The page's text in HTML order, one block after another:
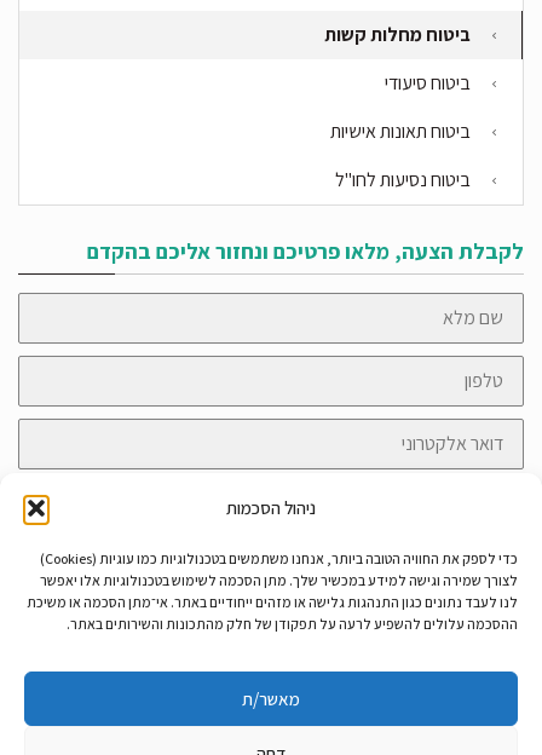
ניהול הסכמות
כדי לספק את החוויה הטובה ביותר, אנחנו משתמשים בטכנולוגיות כמו עוגיות (Cookies)
לצורך שמירה וגישה למידע במכשיר שלך. מתן הסכמה לשימוש בטכנולוגיות אלו יאפשר
לנו לעבד נתונים כגון התנהגות גלישה או מזהים ייחודיים באתר. אי־מתן הסכמה או משיכת
ההסכמה עלולים להשפיע לרעה על תפקודן של חלק מהתכונות והשירותים באתר.
מאשר/ת
ביטוח מחלות קשות
ביטוח סיעודי
ביטוח תאונות אישיות
ביטוח נסיעות לחו"ל
לקבלת הצעה, מלאו פרטיכם ונחזור אליכם בהקדם
שם
מלא
טלפון
דואר
אלקטרוני
קראתי ואני מאשר/ת אתמדיניות הפרטיות
שליחה